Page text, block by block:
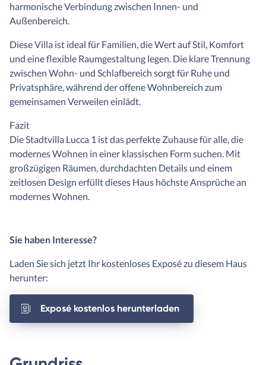
harmonische Verbindung zwischen Innen- und
Außenbereich.
Diese Villa ist ideal für Familien, die Wert auf Stil, Komfort
und eine flexible Raumgestaltung legen. Die klare Trennung
zwischen Wohn- und Schlafbereich sorgt für Ruhe und
Privatsphäre, während der offene Wohnbereich zum
gemeinsamen Verweilen einlädt.
Fazit
Die Stadtvilla Lucca 1 ist das perfekte Zuhause für alle, die
modernes Wohnen in einer klassischen Form suchen. Mit
großzügigen Räumen, durchdachten Details und einem
zeitlosen Design erfüllt dieses Haus höchste Ansprüche an
modernes Wohnen.
Sie haben Interesse?
Laden Sie sich jetzt Ihr kostenloses Exposé zu diesem Haus
herunter:
Exposé kostenlos herunterladen